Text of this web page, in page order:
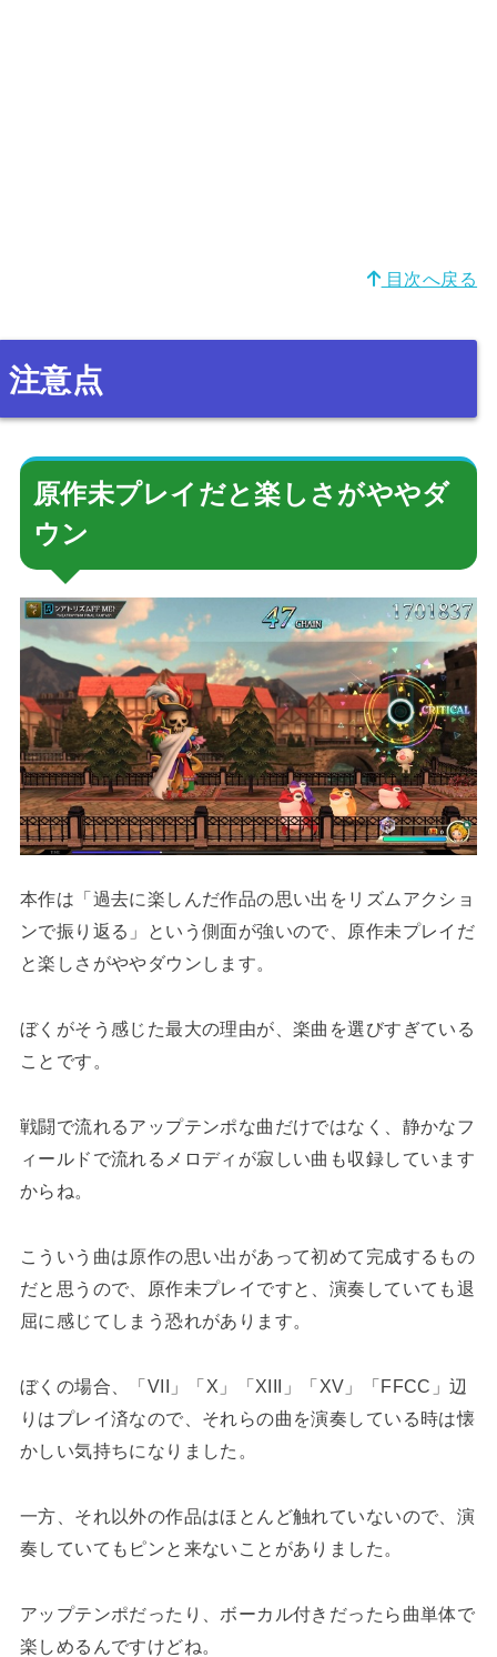
目次へ戻る
注意点
原作未プレイだと楽しさがややダ
ウン
本作は「過去に楽しんだ作品の思い出をリズムアクショ
ンで振り返る」という側面が強いので、原作未プレイだ
と楽しさがややダウンします。
ぼくがそう感じた最大の理由が、楽曲を選びすぎている
ことです。
戦闘で流れるアップテンポな曲だけではなく、静かなフ
ィールドで流れるメロディが寂しい曲も収録しています
からね。
こういう曲は原作の思い出があって初めて完成するもの
だと思うので、原作未プレイですと、演奏していても退
屈に感じてしまう恐れがあります。
ぼくの場合、「VII」「X」「XIII」「XV」「FFCC」辺
りはプレイ済なので、それらの曲を演奏している時は懐
かしい気持ちになりました。
一方、それ以外の作品はほとんど触れていないので、演
奏していてもピンと来ないことがありました。
アップテンポだったり、ボーカル付きだったら曲単体で
楽しめるんですけどね。